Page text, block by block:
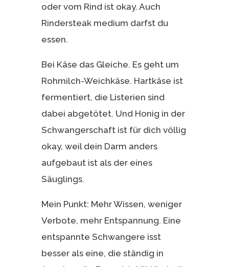
oder vom Rind ist okay. Auch
Rindersteak medium darfst du
essen.
Bei Käse das Gleiche. Es geht um
Rohmilch-Weichkäse. Hartkäse ist
fermentiert, die Listerien sind
dabei abgetötet. Und Honig in der
Schwangerschaft ist für dich völlig
okay, weil dein Darm anders
aufgebaut ist als der eines
Säuglings.
Mein Punkt: Mehr Wissen, weniger
Verbote, mehr Entspannung. Eine
entspannte Schwangere isst
besser als eine, die ständig in